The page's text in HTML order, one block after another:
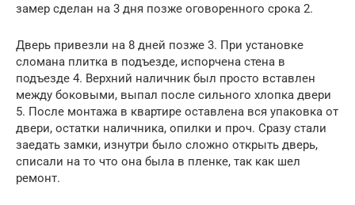
замер сделан на 3 дня позже оговоренного срока 2.
Дверь привезли на 8 дней позже 3. При установке
сломана плитка в подъезде, испорчена стена в
подъезде 4. Верхний наличник был просто вставлен
между боковыми, выпал после сильного хлопка двери
5. После монтажа в квартире оставлена вся упаковка от
двери, остатки наличника, опилки и проч. Сразу стали
заедать замки, изнутри было сложно открыть дверь,
списали на то что она была в пленке, так как шел
ремонт.